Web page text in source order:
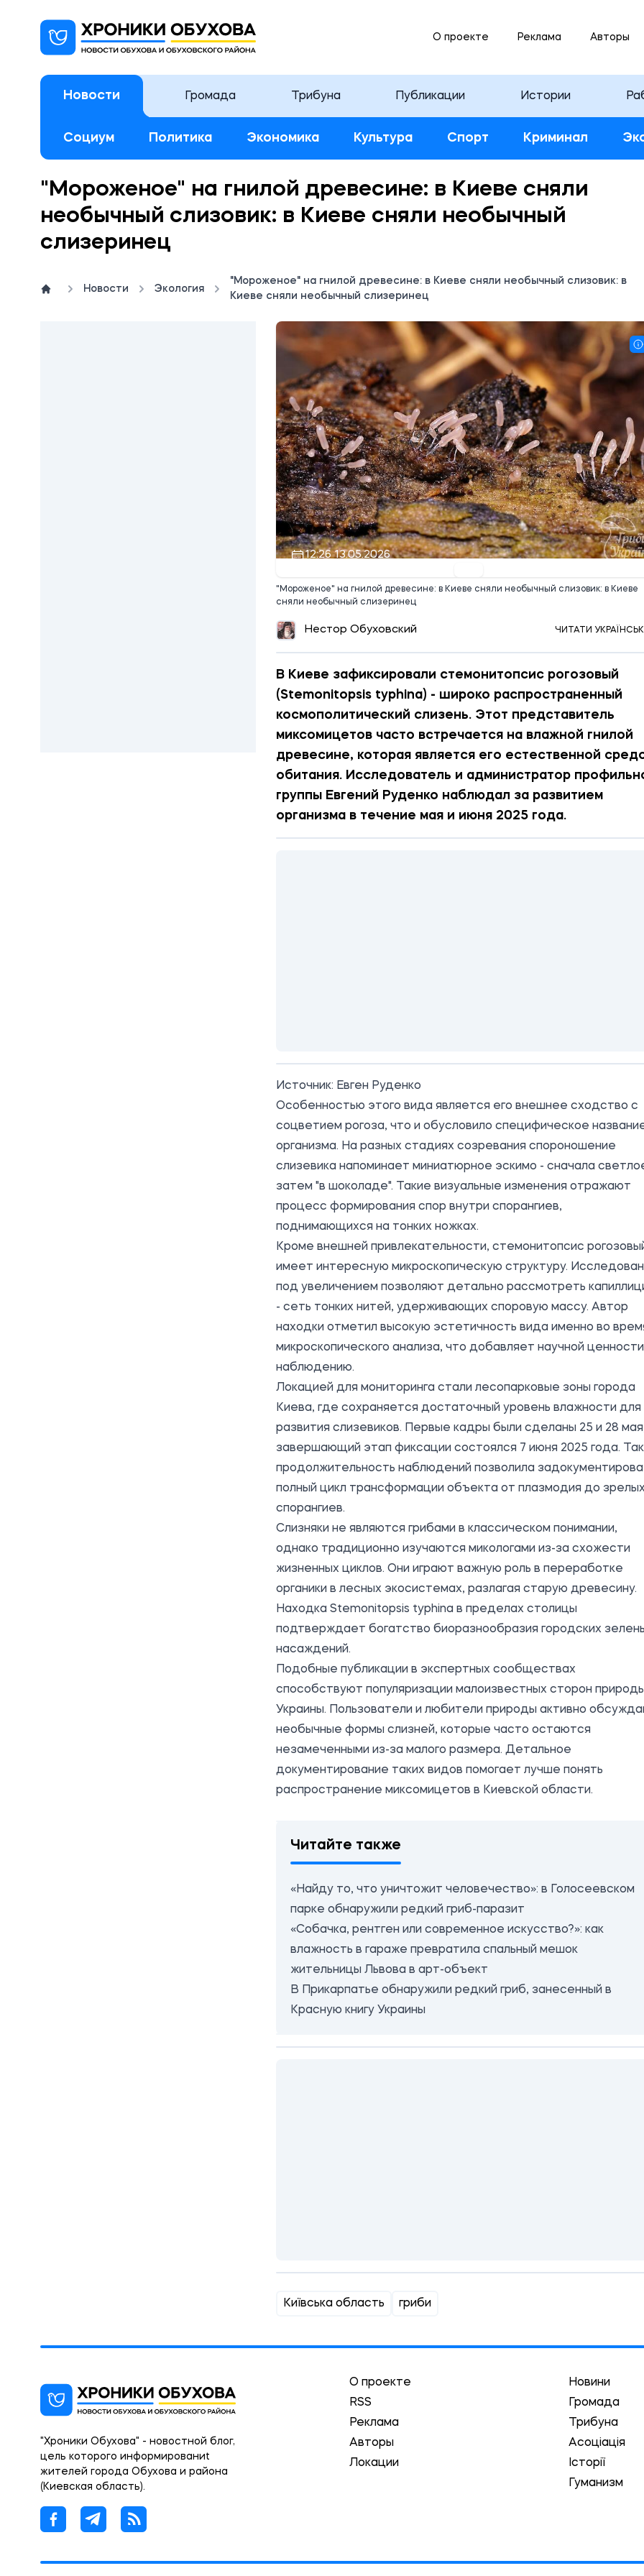
О проекте Реклама Авторы
Новости Громада Трибуна Публикации Истории
Социум Политика Экономика Культура Спорт Криминал
"Мороженое" на гнилой древесине: в Киеве сняли
необычный слизовик: в Киеве сняли необычный
слизеринец
Новости Экология
"Мороженое" на гнилой древесине: в Киеве сняли необычный слизовик: в
Киеве сняли необычный слизеринец
12:26 13.05.2026
"Мороженое" на гнилой древесине: в Киеве сняли необычный слизовик: в Киеве
сняли необычный слизеринец
Нестор Обуховский ЧИТАТИ
В Киеве зафиксировали стемонитопсис рогозовый
(Stemonitopsis typhina) - широко распространенный
космополитический слизень. Этот представитель
миксомицетов часто встречается на влажной гнилой
древесине, которая является его естественной
обитания. Исследователь и администратор
группы Евгений Руденко наблюдал за развитием
организма в течение мая и июня 2025 года.
Источник: Евген Руденко
Особенностью этого вида является его внешнее сходство с
соцветием рогоза, что и обусловило специфическое
организма. На разных стадиях созревания спороношение
слизевика напоминает миниатюрное эскимо - сначала
затем "в шоколаде". Такие визуальные изменения отражают
процесс формирования спор внутри спорангиев,
поднимающихся на тонких ножках.
Кроме внешней привлекательности, стемонитопсис
имеет интересную микроскопическую структуру.
под увеличением позволяют детально рассмотреть
- сеть тонких нитей, удерживающих споровую массу. Автор
находки отметил высокую эстетичность вида именно во
микроскопического анализа, что добавляет научной ценности
наблюдению.
Локацией для мониторинга стали лесопарковые зоны города
Киева, где сохраняется достаточный уровень влажности для
развития слизевиков. Первые кадры были сделаны 25 и 28
завершающий этап фиксации состоялся 7 июня 2025 года.
продолжительность наблюдений позволила
полный цикл трансформации объекта от плазмодия до зрелых
спорангиев.
Слизняки не являются грибами в классическом понимании,
однако традиционно изучаются микологами из-за схожести
жизненных циклов. Они играют важную роль в переработке
органики в лесных экосистемах, разлагая старую древесину.
Находка Stemonitopsis typhina в пределах столицы
подтверждает богатство биоразнообразия городских
насаждений.
Подобные публикации в экспертных сообществах
способствуют популяризации малоизвестных сторон
Украины. Пользователи и любители природы активно
необычные формы слизней, которые часто остаются
незамеченными из-за малого размера. Детальное
документирование таких видов помогает лучше понять
распространение миксомицетов в Киевской области.
Читайте также
«Найду то, что уничтожит человечество»: в Голосеевском
парке обнаружили редкий гриб-паразит
«Собачка, рентген или современное искусство?»: как
влажность в гараже превратила спальный мешок
жительницы Львова в арт-объект
В Прикарпатье обнаружили редкий гриб, занесенный в
Красную книгу Украины
Київська область гриби
О проекте
RSS
Реклама
Авторы
Локации
Новини
Громада
Трибуна
Асоціація
Історії
Гуманизм
"Хроники Обухова" - новостной блог,
цель которого информированиt
жителей города Обухова и района
(Киевская область).